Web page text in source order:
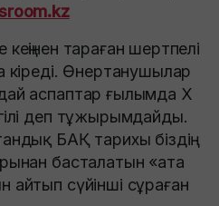
тараған шертпелі
кіреді. Өнертанушылар
аспаптар ғылымда Х
деп тұжырымдайды.
БАҚ тарихы біздің
басталатын «ата
сүйінші сұраған